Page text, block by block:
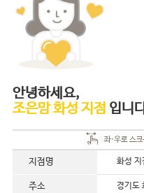
안녕하세요,
조은맘 화성 지점 입니
지점명 화성 지
주소 경기도